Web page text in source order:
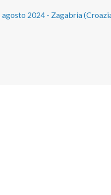
agosto 2024 - Zagabria